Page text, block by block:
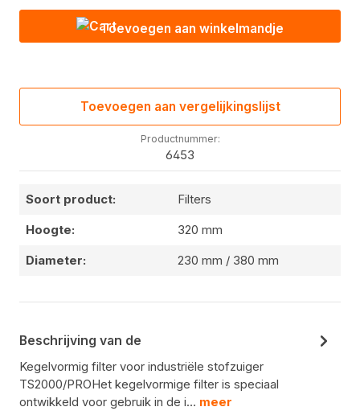
Toevoegen aan winkelmandje
Toevoegen aan vergelijkingslijst
Productnummer:
6453
Soort product: Filters
Hoogte: 320 mm
Diameter: 230 mm / 380 mm
Beschrijving van de
Kegelvormig filter voor industriële stofzuiger
TS2000/PROHet kegelvormige filter is speciaal
ontwikkeld voor gebruik in de i… meer